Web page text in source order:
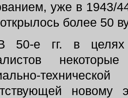
уже в 1943/
более 50
е гг. в целях
новому